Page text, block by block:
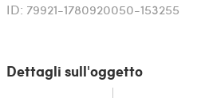
ID: 79921-1780920050-153255
Dettagli sull'oggetto